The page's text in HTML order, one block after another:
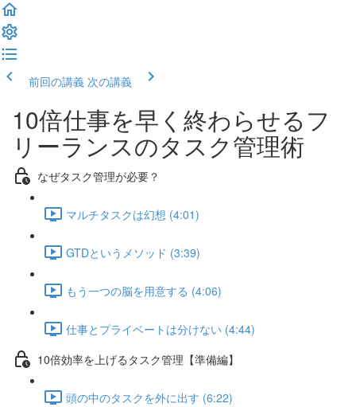
前回の講義 次の講義
10倍仕事を早く終わらせるフ
リーランスのタスク管理術
なぜタスク管理が必要？
マルチタスクは幻想 (4:01)
GTDというメソッド (3:39)
もう一つの脳を用意する (4:06)
仕事とプライベートは分けない (4:44)
10倍効率を上げるタスク管理【準備編】
頭の中のタスクを外に出す (6:22)